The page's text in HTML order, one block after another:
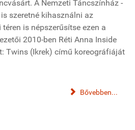
A Nemzeti Táncszínház -
szeretné kihasználni az
is népszerűsítse ezen a
2010-ben Réti Anna Inside
Twins (Ikrek) című koreográfiáját
Bővebben...